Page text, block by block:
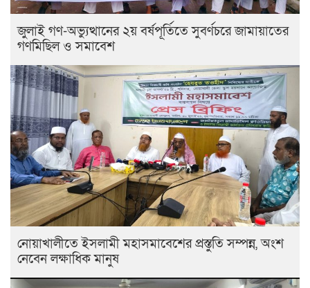
জুলাই গণ-অভ্যুত্থানের ২য় বর্ষপূর্তিতে সুবর্ণচরে জামায়াতের
গণমিছিল ও সমাবেশ
নোয়াখালীতে ইসলামী মহাসমাবেশের প্রস্তুতি সম্পন্ন, অংশ
নেবেন লক্ষাধিক মানুষ